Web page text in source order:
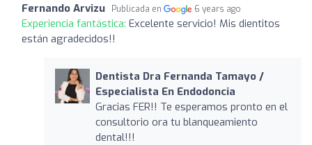
Fernando Arvizu Publicada en 6 years ago
Experiencia fantástica: Excelente servicio! Mis dientitos
están agradecidos!!
Dentista Dra Fernanda Tamayo /
Especialista En Endodoncia
Gracias FER!! Te esperamos pronto en el
consultorio ora tu blanqueamiento
dental!!!